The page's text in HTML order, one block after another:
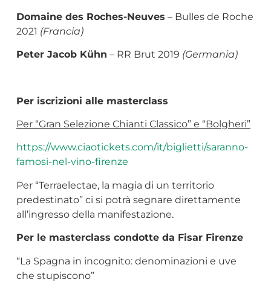
Domaine des Roches-Neuves – Bulles de Roche
2021 (Francia)
Peter Jacob Kühn – RR Brut 2019 (Germania)
Per iscrizioni alle masterclass
Per “Gran Selezione Chianti Classico” e “Bolgheri”
https://www.ciaotickets.com/it/biglietti/saranno-
famosi-nel-vino-firenze
Per “Terraelectae, la magia di un territorio
predestinato” ci si potrà segnare direttamente
all’ingresso della manifestazione.
Per le masterclass condotte da Fisar Firenze
“La Spagna in incognito: denominazioni e uve
che stupiscono”